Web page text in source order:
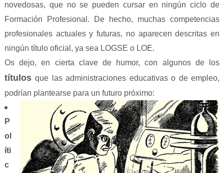
novedosas, que no se pueden cursar en ningún ciclo de
Formación Profesional. De hecho, muchas competencias
profesionales actuales y futuras, no aparecen descritas en
ningún título oficial, ya sea LOGSE o LOE.
Os dejo, en cierta clave de humor, con algunos de los
títulosque las administraciones educativas o de empleo,
podrían plantearse para un futuro próximo:
P
ol
íti
c